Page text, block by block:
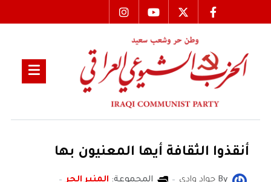
أنقذوا الثقافة أيها المعنيون بها